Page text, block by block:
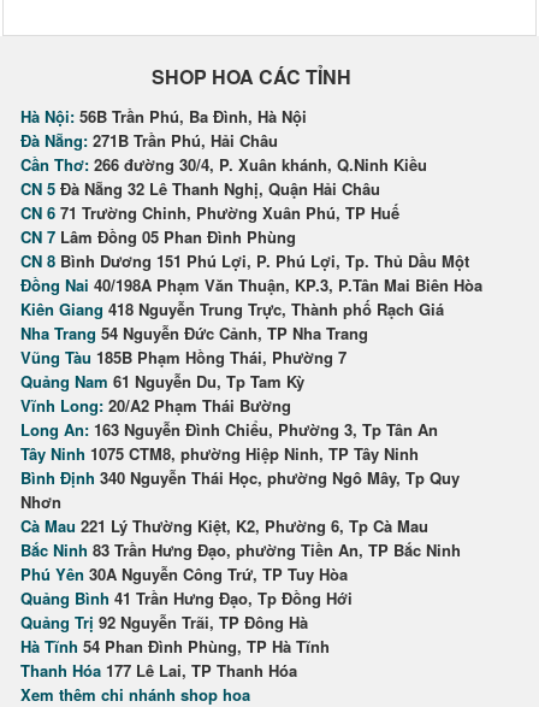
SHOP HOA CÁC TỈNH
Hà Nội: 56B Trần Phú, Ba Đình, Hà Nội
Đà Nẵng: 271B Trần Phú, Hải Châu
Cần Thơ: 266 đường 30/4, P. Xuân khánh, Q.Ninh Kiều
CN 5 Đà Nẵng 32 Lê Thanh Nghị, Quận Hải Châu
CN 6 71 Trường Chinh, Phường Xuân Phú, TP Huế
CN 7 Lâm Đồng 05 Phan Đình Phùng
CN 8 Bình Dương 151 Phú Lợi, P. Phú Lợi, Tp. Thủ Dầu Một
Đồng Nai 40/198A Phạm Văn Thuận, KP.3, P.Tân Mai Biên Hòa
Kiên Giang 418 Nguyễn Trung Trực, Thành phố Rạch Giá
Nha Trang 54 Nguyễn Đức Cảnh, TP Nha Trang
Vũng Tàu 185B Phạm Hồng Thái, Phường 7
Quảng Nam 61 Nguyễn Du, Tp Tam Kỳ
Vĩnh Long: 20/A2 Phạm Thái Bường
Long An: 163 Nguyễn Đình Chiểu, Phường 3, Tp Tân An
Tây Ninh 1075 CTM8, phường Hiệp Ninh, TP Tây Ninh
Bình Định 340 Nguyễn Thái Học, phường Ngô Mây, Tp Quy
Nhơn
Cà Mau 221 Lý Thường Kiệt, K2, Phường 6, Tp Cà Mau
Bắc Ninh 83 Trần Hưng Đạo, phường Tiền An, TP Bắc Ninh
Phú Yên 30A Nguyễn Công Trứ, TP Tuy Hòa
Quảng Bình 41 Trần Hưng Đạo, Tp Đồng Hới
Quảng Trị 92 Nguyễn Trãi, TP Đông Hà
Hà Tĩnh 54 Phan Đình Phùng, TP Hà Tĩnh
Thanh Hóa 177 Lê Lai, TP Thanh Hóa
Xem thêm chi nhánh shop hoa